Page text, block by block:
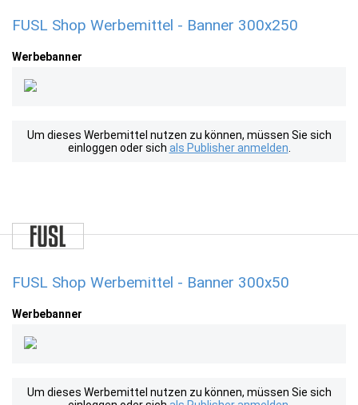
FUSL Shop Werbemittel - Banner 300x250
Werbebanner
Um dieses Werbemittel nutzen zu können, müssen Sie sich
einloggen oder sich als Publisher anmelden
FUSL Shop Werbemittel - Banner 300x50
Werbebanner
Um dieses Werbemittel nutzen zu können, müssen Sie sich